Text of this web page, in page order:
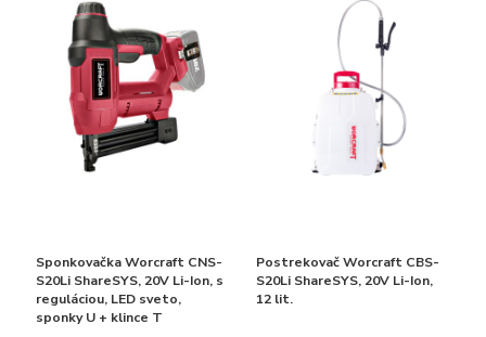
Sponkovačka Worcraft CNS-
S20Li ShareSYS, 20V Li-Ion, s
reguláciou, LED sveto,
sponky U + klince T
Postrekovač Worcraft CBS-
S20Li ShareSYS, 20V Li-Ion,
12 lit.